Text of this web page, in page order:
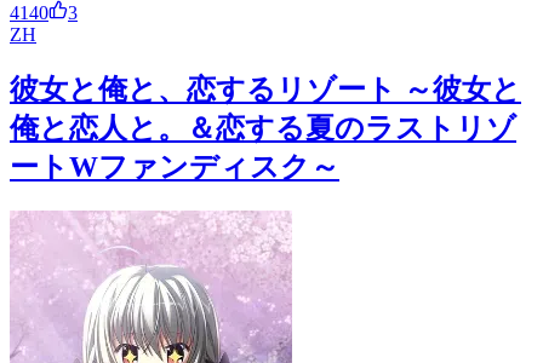
4140
3
ZH
彼女と俺と、恋するリゾート ～彼女と
俺と恋人と。＆恋する夏のラストリゾ
ートWファンディスク～